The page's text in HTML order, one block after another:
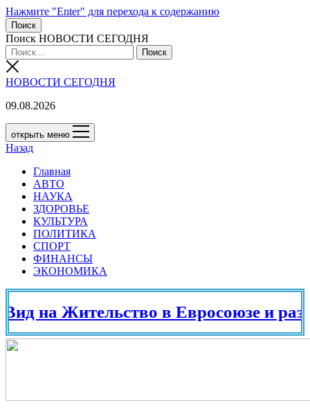
Нажмите "Enter" для перехода к содержанию
Поиск
Поиск НОВОСТИ СЕГОДНЯ
НОВОСТИ СЕГОДНЯ
09.08.2026
открыть меню
Назад
Главная
АВТО
НАУКА
ЗДОРОВЬЕ
КУЛЬТУРА
ПОЛИТИКА
СПОРТ
ФИНАНСЫ
ЭКОНОМИКА
Жительство в Евросоюзе и разных